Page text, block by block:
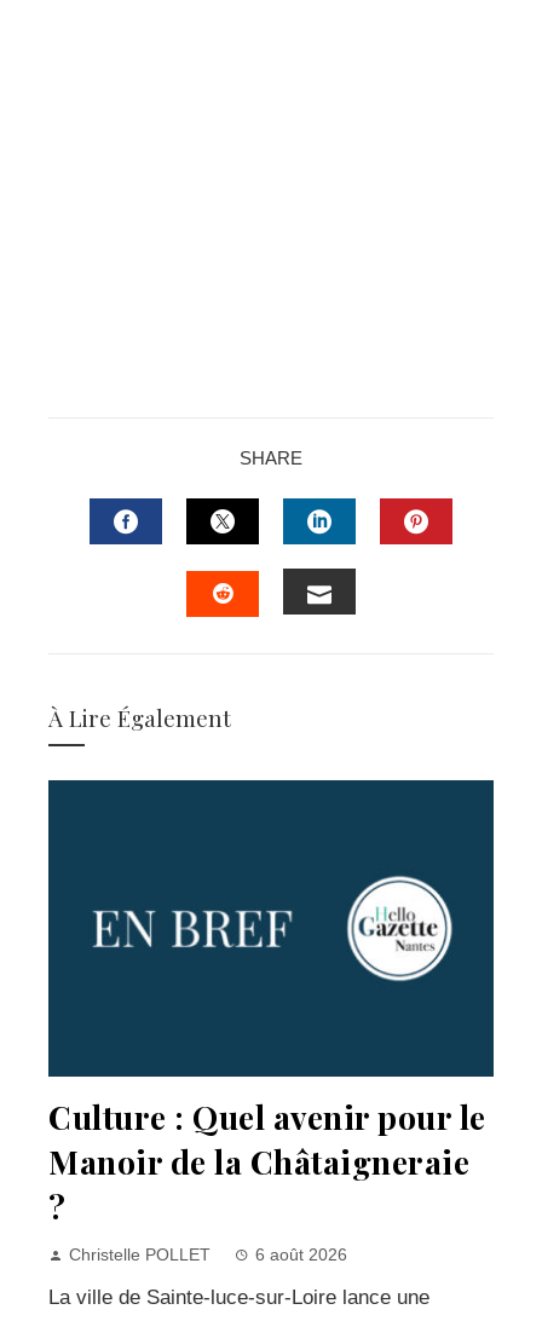
SHARE
FACEBOOKTWITTERLINKEDIN
À Lire Également
Culture : Quel avenir pour le
Manoir de la Châtaigneraie
?
Christelle POLLET 6 août 2026
La ville de Sainte-luce-sur-Loire lance une